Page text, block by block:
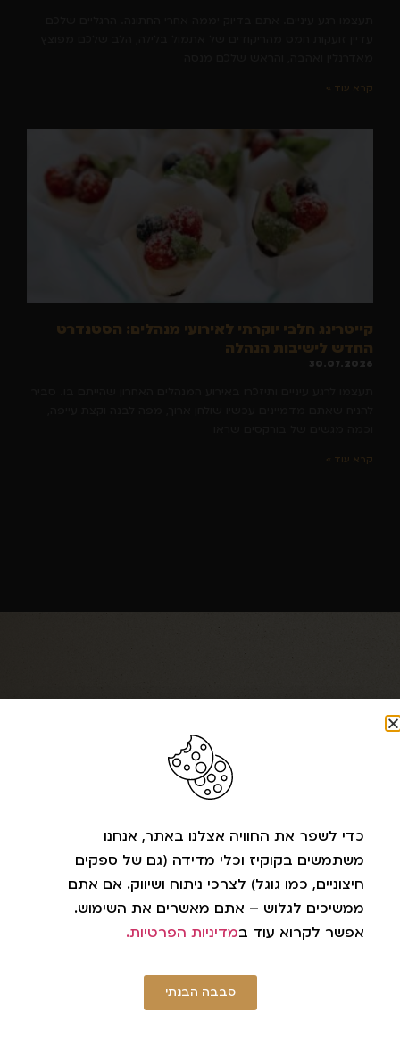
קרא עוד »
קייטרינג חלבי יוקרתי לאירועי מנהלים: הסטנדרט
החדש לישיבות הנהלה
30.07.2026
קרא עוד »
ליצירת קשר
לשימוש בפרטי לצורכי קשר, שירות ושליחת
עדכונים ניתן להסיר בכל עת.
שליחה
כדי לשפר את החוויה אצלנו באתר, אנחנו
משתמשים בקוקיז וכלי מדידה (גם של ספקים
חיצוניים, כמו גוגל) לצרכי ניתוח ושיווק. אם אתם
ממשיכים לגלוש – אתם מאשרים את השימוש.
אפשר לקרוא עוד במדיניות הפרטיות.
סבבה הבנתי